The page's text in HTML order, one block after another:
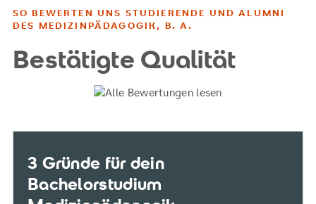
SO BEWERTEN UNS STUDIERENDE UND ALUMNI
DES MEDIZINPÄDAGOGIK, B. A.
Bestätigte Qualität
3 Gründe für dein
Bachelorstudium